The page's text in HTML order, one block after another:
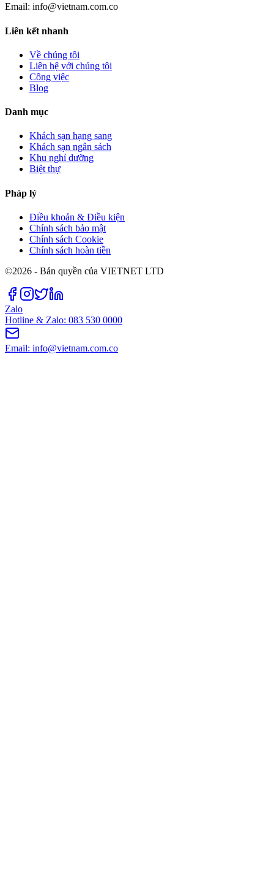
Email: info@vietnam.com.co
Liên kết nhanh
Về chúng tôi
Liên hệ với chúng tôi
Công việc
Blog
Danh mục
Khách sạn hạng sang
Khách sạn ngân sách
Khu nghỉ dưỡng
Biệt thự
Pháp lý
Điều khoản & Điều kiện
Chính sách bảo mật
Chính sách Cookie
Chính sách hoàn tiền
©2026 - Bản quyền của VIETNET LTD
Zalo
Hotline & Zalo: 083 530 0000
Email: info@vietnam.com.co